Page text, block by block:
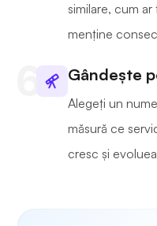
similare, cum
menține
Gândește
Alegeți un
măsură ce
cresc și